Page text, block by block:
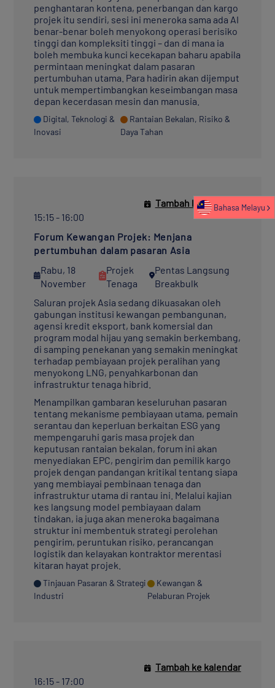
penghantaran kontena, penerbangan dan kargo
projek itu sendiri, sesi ini meneroka sama ada AI
benar-benar boleh menyokong operasi berisiko
tinggi dan kompleksiti tinggi – dan di mana ia
boleh membuka kunci kecekapan baharu apabila
permintaan meningkat dalam pasaran
pertumbuhan utama. Para hadirin akan dijemput
untuk mempertimbangkan keseimbangan masa
depan kecerdasan mesin dan manusia.
Digital, Teknologi &
Inovasi
Rantaian Bekalan, Risiko &
Daya Tahan
15:15 - 16:00
Forum Kewangan Projek: Menjana
pertumbuhan dalam pasaran Asia
Rabu, 18
November
Projek
Tenaga
Pentas Langsung
Breakbulk
Tambah ke kalendar
Saluran projek Asia sedang dikuasakan oleh
gabungan institusi kewangan pembangunan,
agensi kredit eksport, bank komersial dan
program modal hijau yang semakin berkembang,
di samping penekanan yang semakin meningkat
terhadap pembiayaan projek peralihan yang
menyokong LNG, penyahkarbonan dan
infrastruktur tenaga hibrid.
Menampilkan gambaran keseluruhan pasaran
tentang mekanisme pembiayaan utama, pemain
serantau dan keperluan berkaitan ESG yang
mempengaruhi garis masa projek dan
keputusan rantaian bekalan, forum ini akan
menyediakan EPC, pengirim dan pemilik kargo
projek dengan pandangan kritikal tentang siapa
yang membiayai pembinaan tenaga dan
infrastruktur utama di rantau ini. Melalui kajian
kes langsung model pembiayaan dalam
tindakan, ia juga akan meneroka bagaimana
struktur ini membentuk strategi perolehan
pengirim, peruntukan risiko, perancangan
logistik dan kelayakan kontraktor merentasi
kitaran hayat projek.
Tinjauan Pasaran & Strategi
Industri
Kewangan &
Pelaburan Projek
16:15 - 17:00
Tambah ke kalendar
Bahasa Melayu